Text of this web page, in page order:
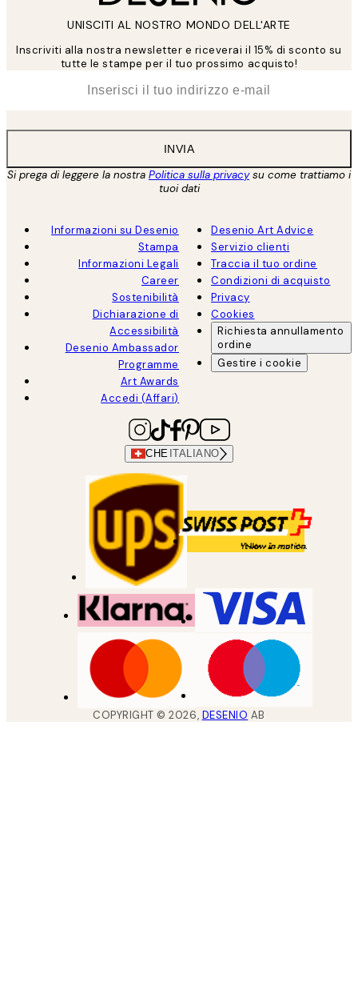
UNISCITI AL NOSTRO MONDO DELL'ARTE
Inscriviti alla nostra newsletter e riceverai il 15% di sconto su
tutte le stampe per il tuo prossimo acquisto!
INVIA
Si prega di leggere la nostra Politica sulla privacysu come trattiamo i
tuoi dati
Informazioni su Desenio
Stampa
Informazioni Legali
Career
Sostenibilità
Dichiarazione di
Accessibilità
Desenio Ambassador
Programme
Art Awards
Accedi (Affari)
Desenio Art Advice
Servizio clienti
Traccia il tuo ordine
Condizioni di acquisto
Privacy
Cookies
Richiesta annullamento
ordine
Gestire i cookie
CHE ITALIANO
COPYRIGHT ©2026, DESENIO AB